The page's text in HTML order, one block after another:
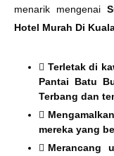
menarik mengenai
Hotel Murah Di
Terletak di
Pantai Batu
Terbang dan
mereka yang
Merancang